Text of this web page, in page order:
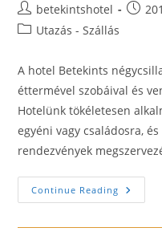
Post
author:
betekintshotel
Post
PostUtazás - Szállás
A hotel Betekints
éttermével szobáival és
Hotelünk tökéletesen
egyéni vagy családosra,
rendezvények
Continue Reading